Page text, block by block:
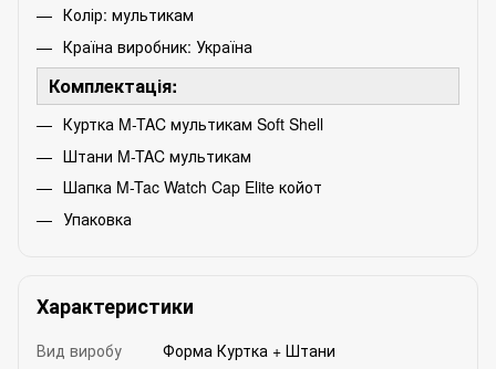
Колір: мультикам
Країна виробник: Україна
Комплектація:
Куртка M-TAC мультикам Soft Shell
Штани M-TAC мультикам
Шапка M-Tac Watch Cap Elite койот
Упаковка
Характеристики
Вид виробу
Форма Куртка + Штани